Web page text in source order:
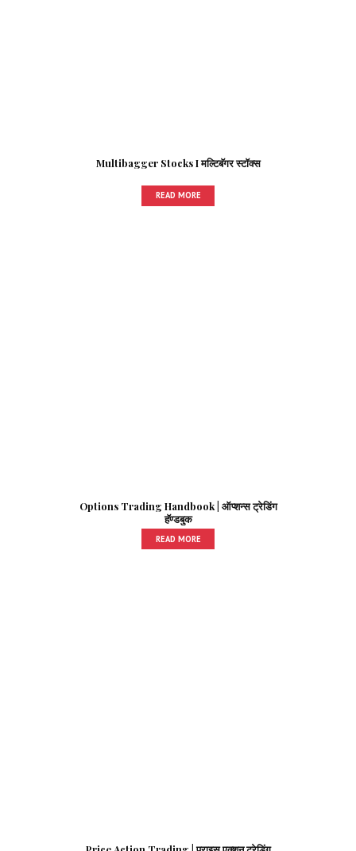
Multibagger Stocks I मल्टिबॅगर स्टॉक्स
READ MORE
Options Trading Handbook | ऑप्शन्स ट्रेडिंग
हॅण्डबुक
READ MORE